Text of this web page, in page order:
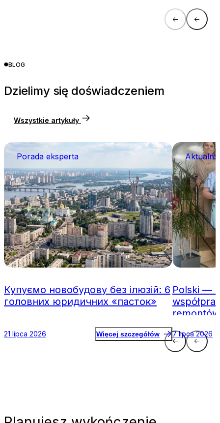
BLOG
Dzielimy się doświadczeniem
Wszystkie artykuły
Porada eksperta
Купуємо новобудову без ілюзій: 6
головних юридичних «пасток»
21 lipca 2026 Więcej szczegółów
Polski —
remontów
7 lipca 2026